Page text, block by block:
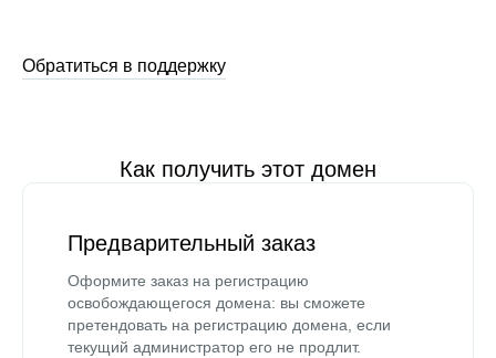
Обратиться в поддержку
Как получить этот домен
Предварительный заказ
Оформите заказ на регистрацию
освобождающегося домена: вы сможете
претендовать на регистрацию домена, если
текущий администратор его не продлит.